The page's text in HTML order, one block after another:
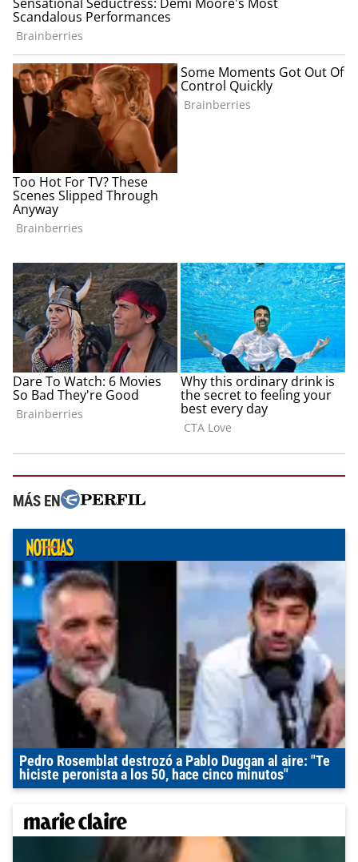
MÁS EN
Pedro Rosemblat destrozó a Pablo Duggan al aire: "Te
hiciste peronista a los 50, hace cinco minutos"